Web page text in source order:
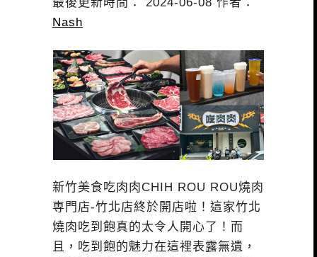
最後更新時間： 2024-06-08 作者：
Nash
新竹美食吃肉肉CHIH ROU ROU燒肉
専門店-竹北店終於開店啦！這家竹北
燒肉吃到飽真的太令人開心了！而
且，吃到飽的魅力在這裡表露無遺，